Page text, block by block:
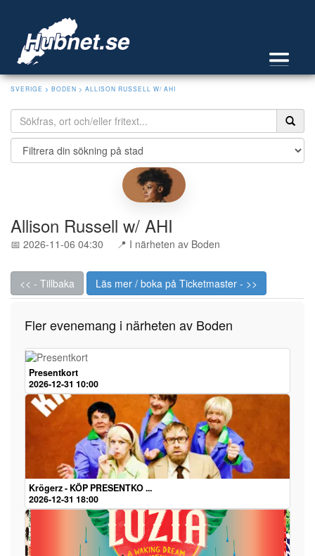
SVERIGE > BODEN > ALLISON RUSSELL W/ AHI
Allison Russell w/ AHI
📅 2026-11-06 04:30 📍 I närheten av Boden
<< - Tillbaka Läs mer / boka på Ticketmaster - >>
Fler evenemang i närheten av Boden
Presentkort
2026-12-31 10:00
Krögerz - KÖP PRESENTKO ...
2026-12-31 18:00